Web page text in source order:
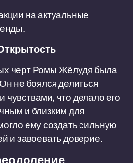
на актуальные
черт Ромы Жёлудя была
не боялся делиться
что делало его
и близким для
ему создать сильную
и завоевать доверие.